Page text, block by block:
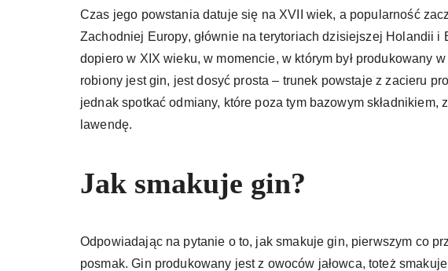
Czas jego powstania datuje się na XVII wiek, a popularność
Zachodniej Europy, głównie na terytoriach dzisiejszej Holandii i
dopiero w XIX wieku, w momencie, w którym był produkowany
robiony jest gin, jest dosyć prosta – trunek powstaje z zacieru
jednak spotkać odmiany, które poza tym bazowym składnikiem,
lawendę.
Jak smakuje gin?
Odpowiadając na pytanie o to, jak smakuje gin, pierwszym co
posmak. Gin produkowany jest z owoców jałowca, toteż